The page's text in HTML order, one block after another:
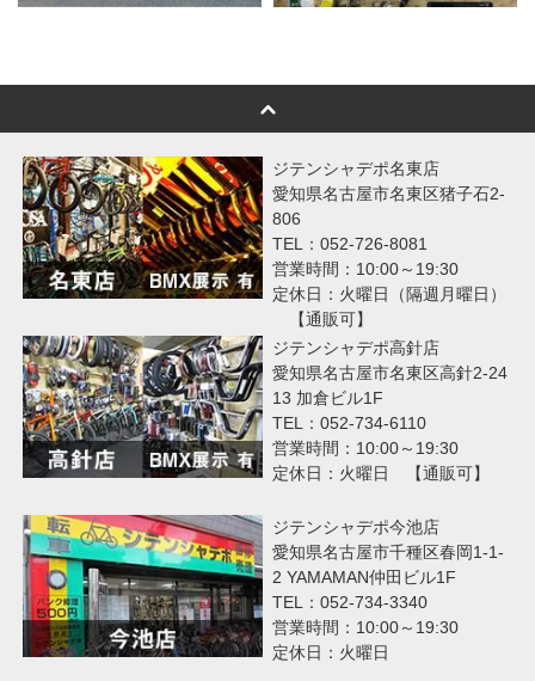
ジテンシャデポ名東店
愛知県名古屋市名東区猪子石2-
806
TEL：052-726-8081
営業時間：10:00～19:30
定休日：火曜日（隔週月曜日）
【通販可】
ジテンシャデポ高針店
愛知県名古屋市名東区高針2-24
13 加倉ビル1F
TEL：052-734-6110
営業時間：10:00～19:30
定休日：火曜日 【通販可】
ジテンシャデポ今池店
愛知県名古屋市千種区春岡1-1-
2 YAMAMAN仲田ビル1F
TEL：052-734-3340
営業時間：10:00～19:30
定休日：火曜日